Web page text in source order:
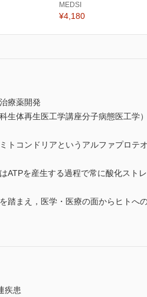
MEDSI
¥4,180
療薬開発
生体再生医工学講座分子病態医工学）
トコンドリアというアルファプロ
ATPを産生する過程で常に酸化ス
踏まえ，医学・医療の面からヒト
疾患